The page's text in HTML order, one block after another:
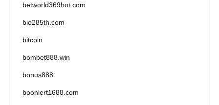
betworld369hot.com
bio285th.com
bitcoin
bombet888.win
bonus888
boonlert1688.com